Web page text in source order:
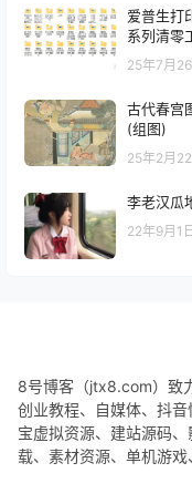
爱普生打
系列清零
25年7月26
古代春宫
(组图)
25年2月22
李老汉瓜
22年9月1日
8号博客（jtx8.com）致
创业教程、自媒体、抖
宝虚拟资源、建站源码
载、素材资源、单机游戏